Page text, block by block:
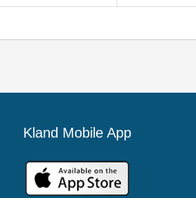
Kland Mobile App